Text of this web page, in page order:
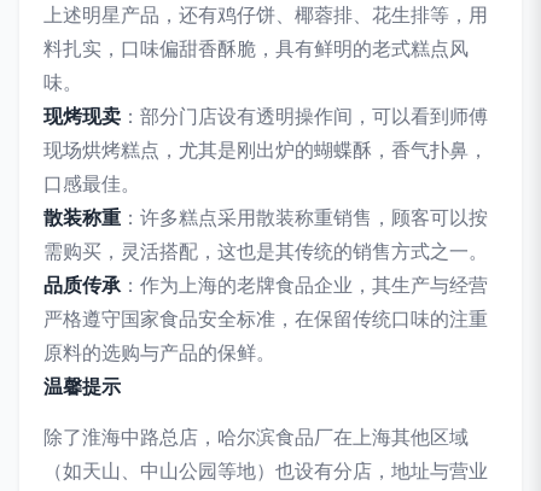
上述明星产品，还有鸡仔饼、椰蓉排、花生排等，用
料扎实，口味偏甜香酥脆，具有鲜明的老式糕点风
味。
现烤现卖 ：部分门店设有透明操作间，可以看到师傅
现场烘烤糕点，尤其是刚出炉的蝴蝶酥，香气扑鼻，
口感最佳。
散装称重 ：许多糕点采用散装称重销售，顾客可以按
需购买，灵活搭配，这也是其传统的销售方式之一。
品质传承：作为上海的老牌食品企业，其生产与经营
严格遵守国家食品安全标准，在保留传统口味的注重
原料的选购与产品的保鲜。
温馨提示
除了淮海中路总店，哈尔滨食品厂在上海其他区域
（如天山、中山公园等地）也设有分店，地址与营业